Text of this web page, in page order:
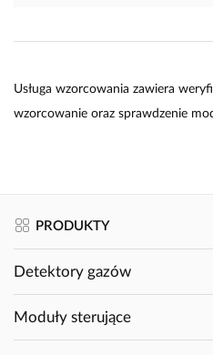
Usługa wzorcowania zawiera
wzorcowanie oraz sprawdzenie
PRODUKTY
Detektory gazów
Moduły sterujące